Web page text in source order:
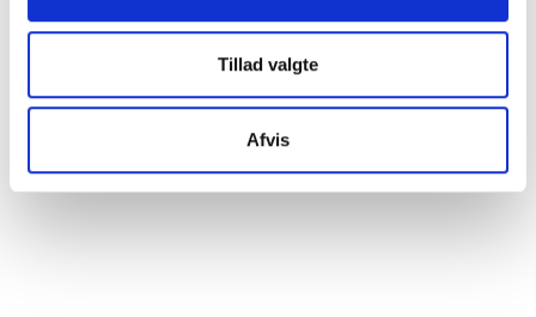
Tillad valgte
Afvis